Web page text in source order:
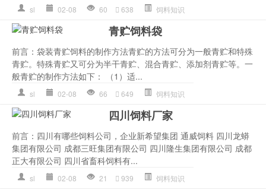
sl 02-08 60 638 饲料知识
青贮饲料袋
前言：袋装青贮饲料的制作方法青贮的方法可分为一般青贮和特殊
青贮。特殊青贮又可分为半干青贮、混合青贮、添加剂青贮等。一
般青贮的制作方法如下： （1）适...
sl 02-08 66 649 饲料知识
四川饲料厂家
前言：四川有哪些饲料公司，企业新希望集团 通威饲料 四川龙蟒
集团有限公司 成都三旺集团有限公司 四川隆生集团有限公司 成都
正大有限公司 四川省畜科饲料有...
sl 02-08 21 939 饲料知识